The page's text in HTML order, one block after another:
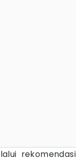
rekomendasi